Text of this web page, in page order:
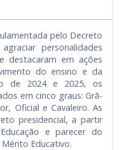
pelo Decreto
personalidades
destacaram em ações
do ensino e da
de 2024 e 2025, os
em cinco graus: Grã-
Oficial e Cavaleiro. As
presidencial, a partir
e parecer do
Educativo.